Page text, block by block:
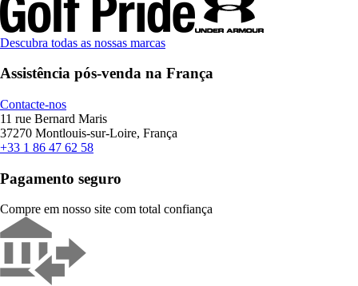
Descubra todas as nossas marcas
Assistência pós-venda na França
Contacte-nos
11 rue Bernard Maris
37270 Montlouis-sur-Loire, França
+33 1 86 47 62 58
Pagamento seguro
Compre em nosso site com total confiança